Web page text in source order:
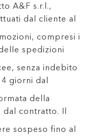
A&F s.r.l.,
dal cliente al
compresi i
spedizioni
senza indebito
giorni dal
della
dal contratto. Il
sospeso fino al